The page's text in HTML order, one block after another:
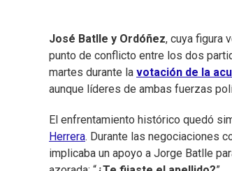
José Batlle y Ordóñez, cuya figura
punto de conflicto entre los dos
martes durante la votación de la
aunque líderes de ambas fuerzas
El enfrentamiento histórico quedó
Herrera. Durante las negociaciones
implicaba un apoyo a Jorge Batlle